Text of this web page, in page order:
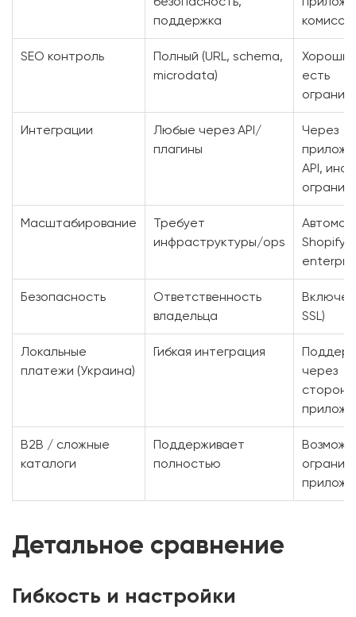
поддержка
SEO контроль
Полный (URL, schema,
microdata)
есть
Интеграции
Любые через API/
плагины
Через
API,
Масштабирование
Требует
инфраструктуры/ops
Shopify
Безопасность
Ответственность
владельца
SSL)
Локальные
платежи (Украина)
Гибкая интеграция
через
B2B / сложные
каталоги
Поддерживает
полностью
Детальное сравнение
Гибкость и настройки